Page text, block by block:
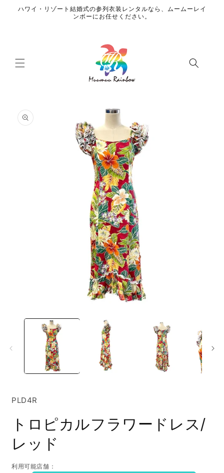
ンツに
ハワイ・リゾート結婚式の参列衣装レンタルなら、ムームーレイ
ンボーにお任せください。
報にス
キップ
で
を
く
SKU:
PLD4R
トロピカルフラワードレス/
レッド
利用可能店舗：